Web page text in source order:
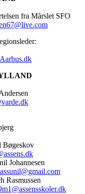
fra Mårslet SFO
Bøgeskov
Johannesen
Rasmussen